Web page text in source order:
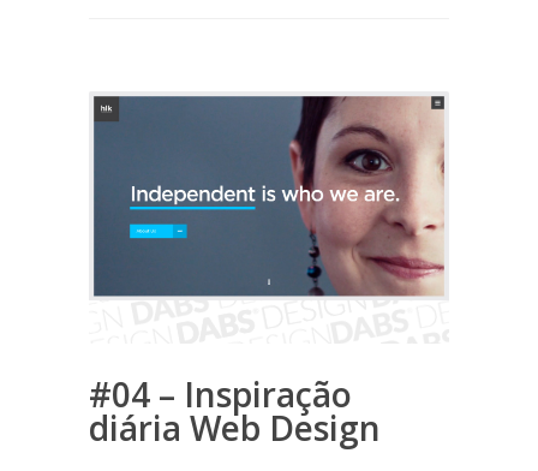
#04 – Inspiração
diária Web Design